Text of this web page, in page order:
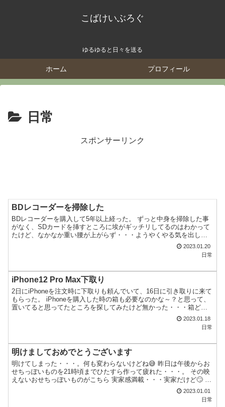
こばけいぶろぐ
ゆるゆると日々を送る
ホーム プロフィール
日常
スポンサーリンク
BDレコーダーを掃除した
BDレコーダーを購入して5年以上経った。 ずっと中身を掃除した事
がなく、SDカードを挿すところに埃がギッチリしてるのはわかって
たけど、なかなか重い腰が上がらず・・・ようやくやる気を出し
た。 ケーブルを全て外して三和土たたきに移動し、とりあえ...2023.01.20
日常
iPhone12 Pro Max下取り
2日にiPhoneを注文時に下取りも頼んでいて、16日に引き取りに来て
もらった。 iPhoneを購入した時の箱も必要なのかな～？と思って、
置いてると思ってたところを探してみたけど無かった・・・箱どこ
2023.01.18
日常
明けましておめでとうございます
明けてしまった・・・。何も変わらないけどね😅 昨日は午後からお
せちっぽいものを21時頃までひたすら作って疲れた・・・。 その映
えないおせちっぽいものがこちら 実家感満載・・・実家だけど🙄 一
2023.01.01
日常